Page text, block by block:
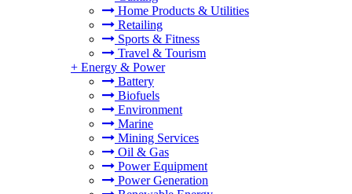
Home Products & Utilities
Retailing
Sports & Fitness
Travel & Tourism
+ Energy & Power
Battery
Biofuels
Environment
Marine
Mining Services
Oil & Gas
Power Equipment
Power Generation